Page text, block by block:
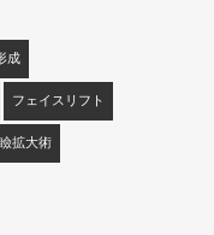
成
フェイスリフト
拡大術